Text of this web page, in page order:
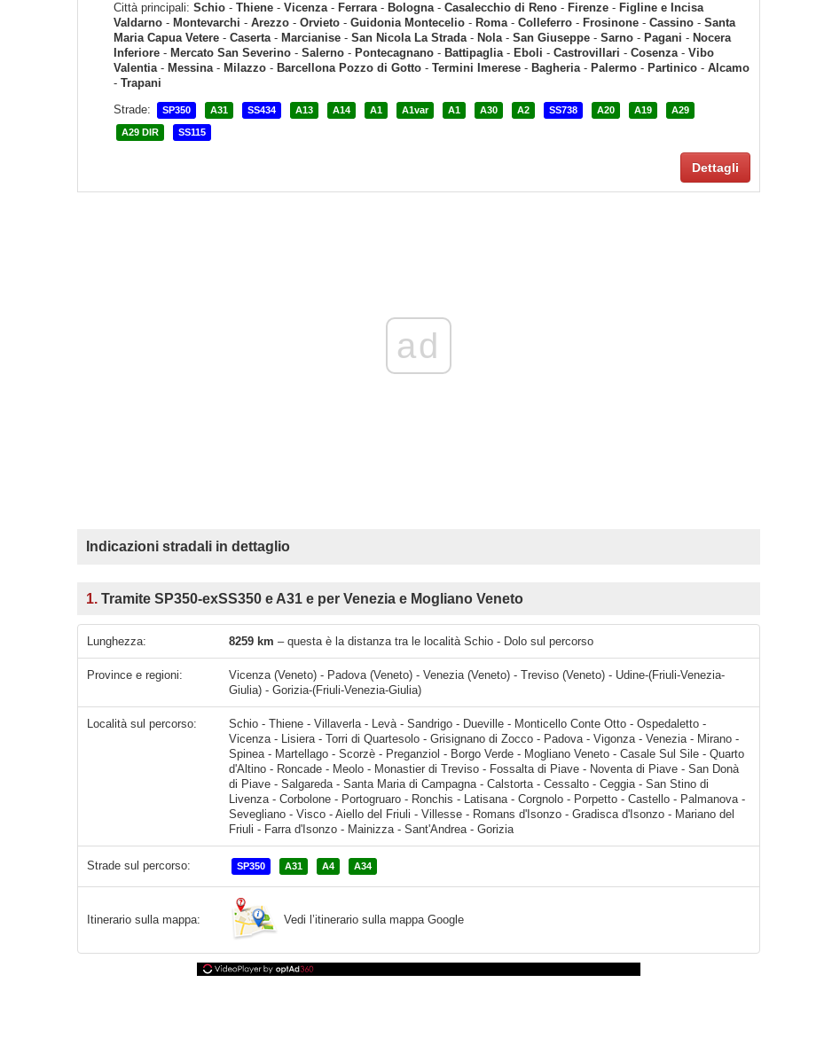
Città principali: Schio - Thiene - Vicenza- Ferrara- Bologna- Casalecchio di Reno - Firenze - Figline e Incisa
Valdarno - Montevarchi - Arezzo - Orvieto - Guidonia Montecelio - Roma- Colleferro - Frosinone - Cassino - Santa
Maria Capua Vetere - Caserta- Marcianise - San Nicola La Strada- Nola- San Giuseppe - Sarno - Pagani - Nocera
Inferiore - Mercato San Severino - Salerno - Pontecagnano - Battipaglia- Eboli - Castrovillari - Cosenza- Vibo
Valentia- Messina- Milazzo - Barcellona Pozzo di Gotto - Termini Imerese - Bagheria- Palermo - Partinico - Alcamo
- Trapani
Strade:
SP350 A31 SS434 A13 A14 A1 A1var A1 A30 A2 SS738 A20 A19 A29
A29 DIR SS115
Dettagli
ad
Indicazioni stradali in dettaglio
1. Tramite SP350-exSS350 e A31 e per Venezia e Mogliano Veneto
Lunghezza: 8259 km – questa è la distanza tra le località Schio - Dolo sul percorso
Province e regioni:
Vicenza (Veneto) - Padova (Veneto) - Venezia (Veneto) - Treviso (Veneto) - Udine-(Friuli-Venezia-
Giulia) - Gorizia-(Friuli-Venezia-Giulia)
Località sul percorso: Schio - Thiene - Villaverla - Levà - Sandrigo - Dueville - Monticello Conte Otto - Ospedaletto - Vicenza - Lisiera - Torri di Quartesolo - Grisignano di Zocco - Padova - Vigonza - Venezia - Mirano - Spinea - Martellago - Scorzè - Preganziol - Borgo Verde - Mogliano Veneto - Casale Sul Sile - Quarto d'Altino - Roncade - Meolo - Monastier di Treviso - Fossalta di Piave - Noventa di Piave - San Donà di Piave - Salgareda - Santa Maria di Campagna - Calstorta - Cessalto - Ceggia - San Stino di Livenza - Corbolone - Portogruaro
Strade sul percorso: SP350 A31 A4 A34
Itinerario sulla mappa: Vedi l’itinerario sulla mappa Google